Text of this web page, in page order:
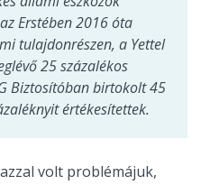
Erstében 2016 óta
tulajdonrészen, a Yettel
25 százalékos
Biztosítóban birtokolt 45
értékesítettek.
volt problémájuk,